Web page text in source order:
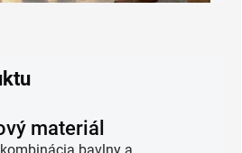
materiál